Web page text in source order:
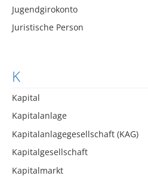
Jugendgirokonto
Juristische Person
K
Kapital
Kapitalanlage
Kapitalanlagegesellschaft (KAG)
Kapitalgesellschaft
Kapitalmarkt